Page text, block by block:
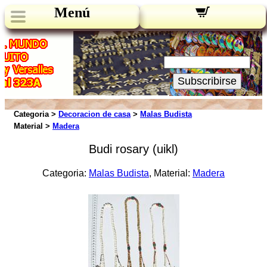
Menú
Novedades:
Su Email:
Subscribirse
Categoria > Decoracion de casa> Malas Budista
Material > Madera
Budi rosary (uikl)
Categoria: Malas Budista, Material: Madera